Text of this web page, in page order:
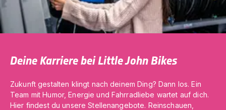
Deine Karriere bei Little John Bikes
Zukunft gestalten klingt nach deinem Ding? Dann los. Ein
Team mit Humor, Energie und Fahrradliebe wartet auf dich.
Hier findest du unsere Stellenangebote. Reinschauen,